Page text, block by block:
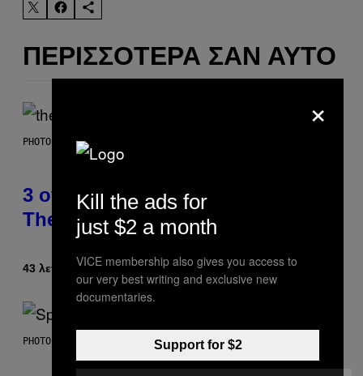
ΠΕΡΙΣΣΌΤΕΡΑ ΣΑΝ ΑΥΤΌ
PHOTO BY JAMIE MCCARTHY/WIREIMAGE
3 of the Best Alt-Rock Television
Theme Songs of the 2000s
43 λεπτά πρινΚείμενοDan Milam
PHOTO BY TIM RONEY/GETTY IMAGES
×
Kill the ads for
just $2 a month
VICE membership also gives you access to
our very best writing and exclusive new
documentaries.
Support for $2